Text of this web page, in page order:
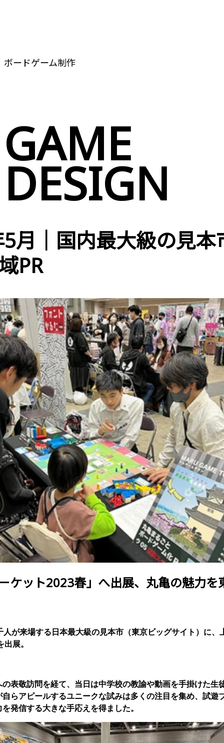
ボードゲーム制作
GAME
DESIGN
月｜国内最大級の見本
PR
ケット2023春」へ出展、丸亀の魅力を
人が来場する日本最大級の見本市（東京ビッグサイト）に、
展。
表敬訪問を経て、当日は中学校の教諭や動画を手掛けた生
らアピールするユニークな試みは多くの注目を集め、試遊
発信する大きな手応えを得ました。